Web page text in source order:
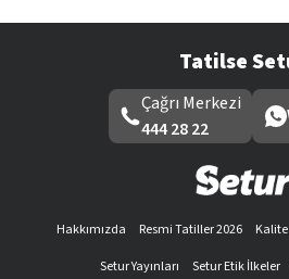
Tatilse
Çağrı Merkezi
444 28 22
Hakkımızda Resmi Tatiller 2026 Kalite
Setur Yayınları
Setur Etik İlkeler